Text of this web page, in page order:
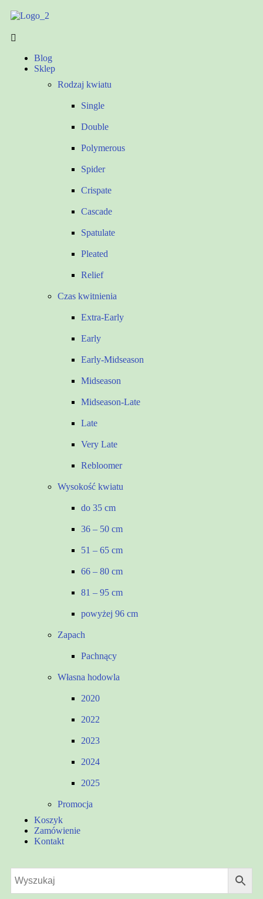
Blog
Sklep
Rodzaj kwiatu
Single
Double
Polymerous
Spider
Crispate
Cascade
Spatulate
Pleated
Relief
Czas kwitnienia
Extra-Early
Early
Early-Midseason
Midseason
Midseason-Late
Late
Very Late
Rebloomer
Wysokość kwiatu
do 35 cm
36 – 50 cm
51 – 65 cm
66 – 80 cm
81 – 95 cm
powyżej 96 cm
Zapach
Pachnący
Własna hodowla
2020
2022
2023
2024
2025
Promocja
Koszyk
Zamówienie
Kontakt